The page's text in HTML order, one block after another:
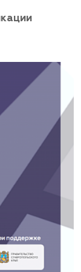
район, пос.
дер.